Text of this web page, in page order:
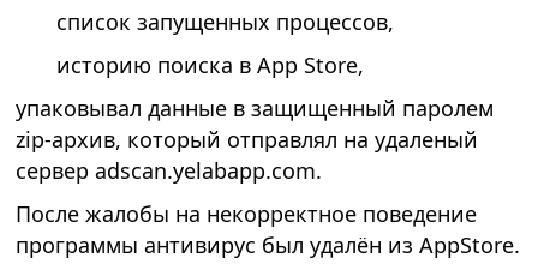
список запущенных процессов,
историю поиска в App Store,
упаковывал данные в защищенный паролем
zip-архив, который отправлял на удаленый
сервер adscan.yelabapp.com.
После жалобы на некорректное поведение
программы антивирус был удалён из AppStore.